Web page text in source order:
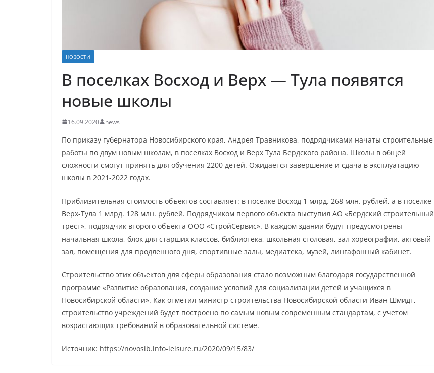
НОВОСТИ
В поселках Восход и Верх — Тула появятся
новые школы
16.09.2020 news
По приказу губернатора Новосибирского края, Андрея Травникова, подрядчиками начаты строительные
работы по двум новым школам, в поселках Восход и Верх Тула Бердского района. Школы в общей
сложности смогут принять для обучения 2200 детей. Ожидается завершение и сдача в эксплуатацию
школы в 2021-2022 годах.
Приблизительная стоимость объектов составляет: в поселке Восход 1 млрд. 268 млн. рублей, а в поселке
Верх-Тула 1 млрд. 128 млн. рублей. Подрядчиком первого объекта выступил АО «Бердский строительный
трест», подрядчик второго объекта ООО «СтройСервис». В каждом здании будут предусмотрены
начальная школа, блок для старших классов, библиотека, школьная столовая, зал хореографии, актовый
зал, помещения для продленного дня, спортивные залы, медиатека, музей, лингафонный кабинет.
Строительство этих объектов для сферы образования стало возможным благодаря государственной
программе «Развитие образования, создание условий для социализации детей и учащихся в
Новосибирской области». Как отметил министр строительства Новосибирской области Иван Шмидт,
строительство учреждений будет построено по самым новым современным стандартам, с учетом
возрастающих требований в образовательной системе.
Источник: https://novosib.info-leisure.ru/2020/09/15/83/